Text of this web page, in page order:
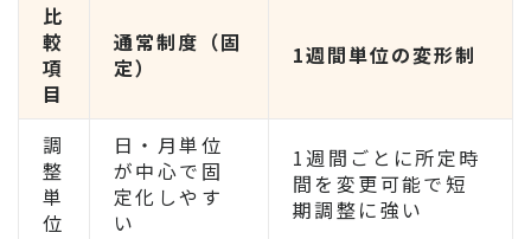
比
較
項
目
通常制度（固
定）
1週間単位の変形制
調
整
単
位
日・月単位
が中心で固
定化しやす
い
1週間ごとに所定時
間を変更可能で短
期調整に強い